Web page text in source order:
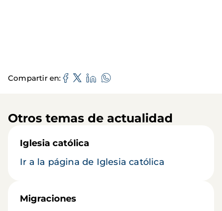
Compartir en
Otros temas de actualidad
Iglesia católica
Ir a la página de Iglesia católica
Migraciones